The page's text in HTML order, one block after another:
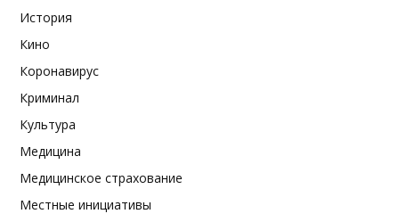
История
Кино
Коронавирус
Криминал
Культура
Медицина
Медицинское страхование
Местные инициативы